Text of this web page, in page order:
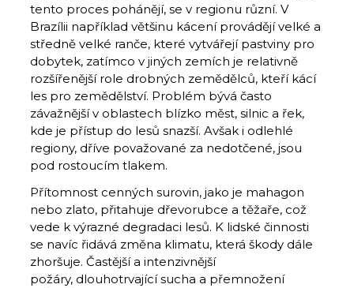
tento proces pohánějí, se v regionu různí. V
Brazílii například většinu kácení provádějí velké a
středně velké ranče, které vytvářejí pastviny pro
dobytek, zatímco v jiných zemích je relativně
rozšířenější role drobných zemědělců, kteří kácí
les pro zemědělství. Problém bývá často
závažnější v oblastech blízko měst, silnic a řek,
kde je přístup do lesů snazší. Avšak i odlehlé
regiony, dříve považované za nedotčené, jsou
pod rostoucím tlakem.
Přítomnost cenných surovin, jako je mahagon
nebo zlato, přitahuje dřevorubce a těžaře, což
vede k výrazné degradaci lesů. K lidské činnosti
se navíc řidává změna klimatu, která škody dále
zhoršuje. Častější a intenzivnější
požáry, dlouhotrvající sucha a přemnožení